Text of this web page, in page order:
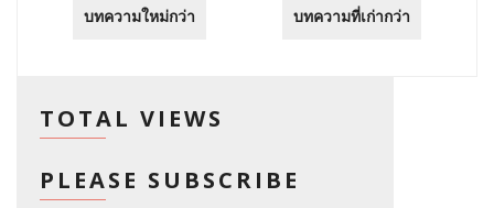
บทความใหม่กว่า บทความที่เก่ากว่า
TOTAL VIEWS
PLEASE SUBSCRIBE